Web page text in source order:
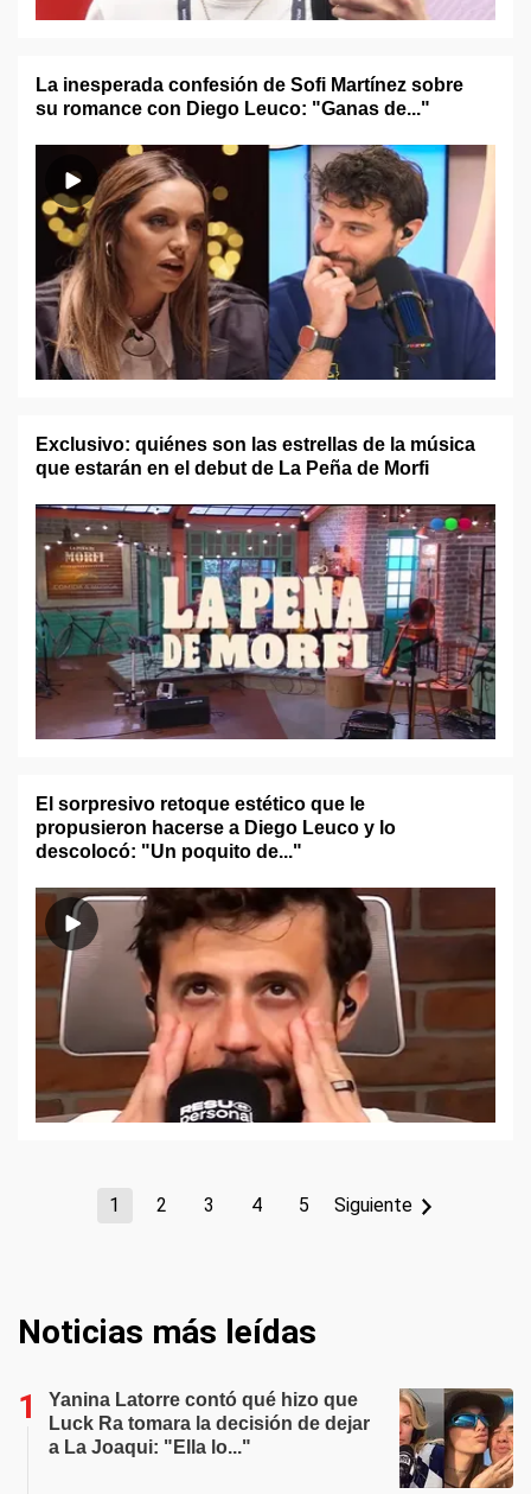
La inesperada confesión de Sofi Martínez sobre
su romance con Diego Leuco: "Ganas de..."
Exclusivo: quiénes son las estrellas de la música
que estarán en el debut de La Peña de Morfi
El sorpresivo retoque estético que le
propusieron hacerse a Diego Leuco y lo
descolocó: "Un poquito de..."
1 2 3 4 5 Siguiente
Noticias más leídas
Yanina Latorre contó qué hizo que
Luck Ra tomara la decisión de dejar
a La Joaqui: "Ella lo..."